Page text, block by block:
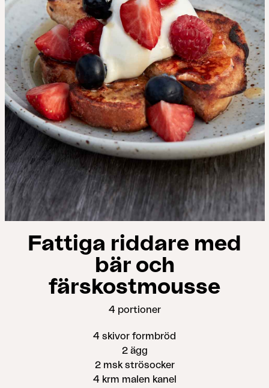
Fattiga riddare med
bär och
färskostmousse
4 portioner
4 skivor formbröd
2 ägg
2 msk strösocker
4 krm malen kanel